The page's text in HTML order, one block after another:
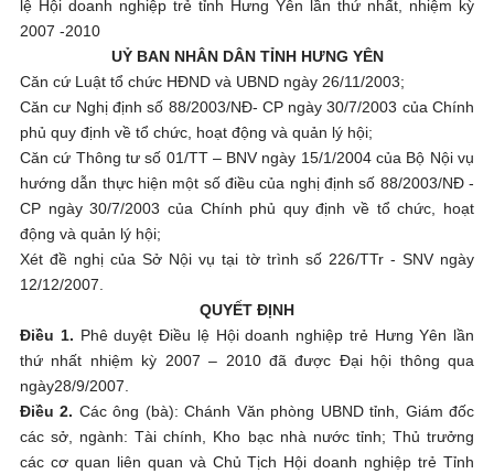
lệ Hội doanh nghiệp trẻ tỉnh Hưng Yên lần thứ nhất, nhiệm kỳ
2007 -2010
UỶ BAN NHÂN DÂN TỈNH HƯNG YÊN
Căn cứ Luật tổ chức HĐND và UBND ngày 26/11/2003;
Căn cư Nghị định số 88/2003/NĐ- CP ngày 30/7/2003 của Chính
phủ quy định về tổ chức, hoạt động và quản lý hội;
Căn cứ Thông tư số 01/TT – BNV ngày 15/1/2004 của Bộ Nội vụ
hướng dẫn thực hiện một số điều của nghị định số 88/2003/NĐ -
CP ngày 30/7/2003 của Chính phủ quy định về tổ chức, hoạt
động và quản lý hội;
Xét đề nghị của Sở Nội vụ tại tờ trình số 226/TTr - SNV ngày
12/12/2007.
QUYẾT ĐỊNH
Điều 1. Phê duyệt Điều lệ Hội doanh nghiệp trẻ Hưng Yên lần
thứ nhất nhiệm kỳ 2007 – 2010 đã được Đại hội thông qua
ngày28/9/2007.
Điều 2. Các ông (bà): Chánh Văn phòng UBND tỉnh, Giám đốc
các sở, ngành: Tài chính, Kho bạc nhà nước tỉnh; Thủ trưởng
các cơ quan liên quan và Chủ Tịch Hội doanh nghiệp trẻ Tỉnh